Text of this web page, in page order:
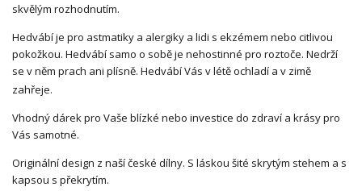
skvělým rozhodnutím.
Hedvábí je pro astmatiky a alergiky a lidi s ekzémem nebo citlivou
pokožkou. Hedvábí samo o sobě je nehostinné pro roztoče. Nedrží
se v něm prach ani plísně. Hedvábí Vás v létě ochladí a v zimě
zahřeje.
Vhodný dárek pro Vaše blízké nebo investice do zdraví a krásy pro
Vás samotné.
Originální design z naší české dílny. S láskou šité skrytým stehem a s
kapsou s překrytím.